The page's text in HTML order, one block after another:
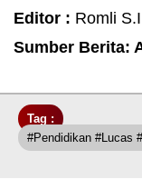
Editor : Romli
Sumber Berita:
Tag :
#Pendidikan #Lucas